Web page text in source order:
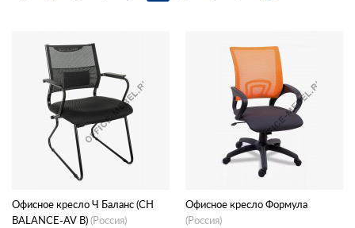
Заказать обратный звонок
Офисное кресло Ч Баланс (CH
BALANCE-AV B)(Россия)
Офисное кресло Формула
(Россия)